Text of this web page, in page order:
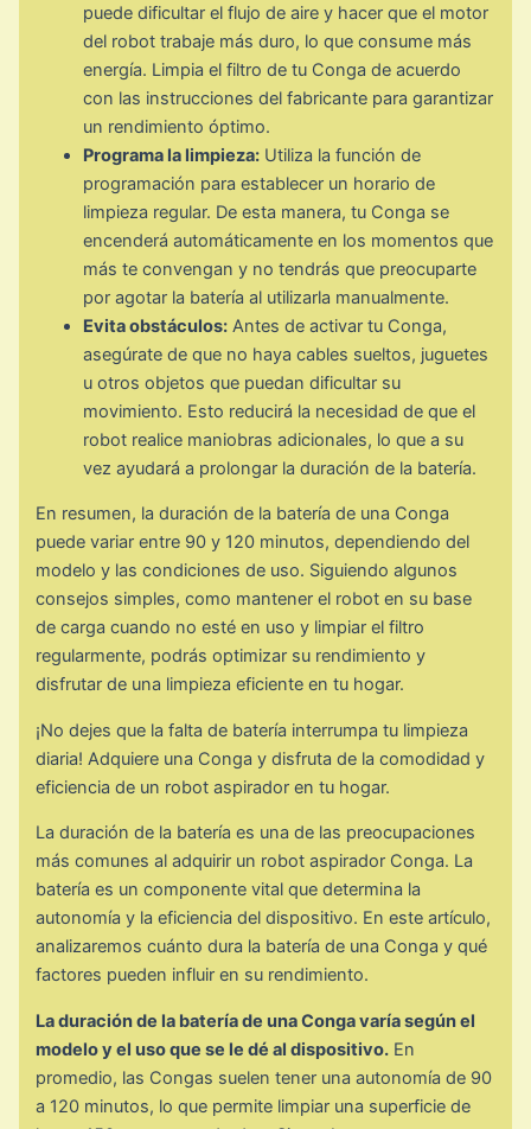
puede dificultar el flujo de aire y hacer que el motor
del robot trabaje más duro, lo que consume más
energía. Limpia el filtro de tu Conga de acuerdo
con las instrucciones del fabricante para garantizar
un rendimiento óptimo.
Programa la limpieza: Utiliza la función de
programación para establecer un horario de
limpieza regular. De esta manera, tu Conga se
encenderá automáticamente en los momentos que
más te convengan y no tendrás que preocuparte
por agotar la batería al utilizarla manualmente.
Evita obstáculos: Antes de activar tu Conga,
asegúrate de que no haya cables sueltos, juguetes
u otros objetos que puedan dificultar su
movimiento. Esto reducirá la necesidad de que el
robot realice maniobras adicionales, lo que a su
vez ayudará a prolongar la duración de la batería.
En resumen, la duración de la batería de una Conga
puede variar entre 90 y 120 minutos, dependiendo del
modelo y las condiciones de uso. Siguiendo algunos
consejos simples, como mantener el robot en su base
de carga cuando no esté en uso y limpiar el filtro
regularmente, podrás optimizar su rendimiento y
disfrutar de una limpieza eficiente en tu hogar.
¡No dejes que la falta de batería interrumpa tu limpieza
diaria! Adquiere una Conga y disfruta de la comodidad y
eficiencia de un robot aspirador en tu hogar.
La duración de la batería es una de las preocupaciones
más comunes al adquirir un robot aspirador Conga. La
batería es un componente vital que determina la
autonomía y la eficiencia del dispositivo. En este artículo,
analizaremos cuánto dura la batería de una Conga y qué
factores pueden influir en su rendimiento.
La duración de la batería de una Conga varía según el
modelo y el uso que se le dé al dispositivo. En
promedio, las Congas suelen tener una autonomía de 90
a 120 minutos, lo que permite limpiar una superficie de